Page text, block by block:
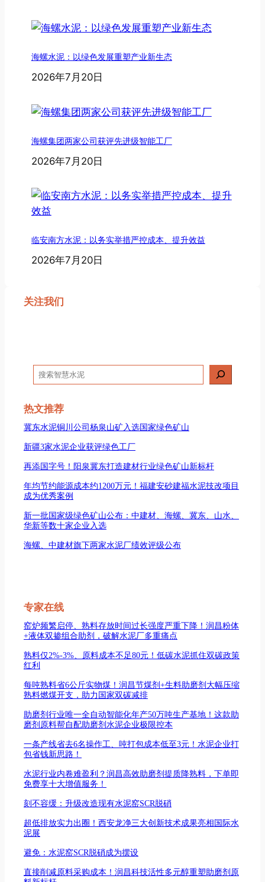
海螺水泥：以绿色发展重塑产业新生态
2026年7月20日
海螺集团两家公司获评先进级智能工厂
2026年7月20日
临安南方水泥：以务实举措严控成本、提升效益
2026年7月20日
关注我们
搜
索
热文推荐
冀东水泥铜川公司杨泉山矿入选国家绿色矿山
新疆3家水泥企业获评绿色工厂
再添国字号！阳泉冀东打造建材行业绿色矿山新标杆
年均节约能源成本约1200万元！福建安砂建福水泥技改项目
成为优秀案例
新一批国家级绿色矿山公布：中建材、海螺、冀东、山水、
华新等数十家企业入选
海螺、中建材旗下两家水泥厂绩效评级公布
专家在线
窑炉频繁启停、熟料存放时间过长强度严重下降！润昌粉体
+液体双掺组合助剂，破解水泥厂多重痛点
熟料仅2%-3%、原料成本不足80元！低碳水泥抓住双碳政策
红利
每吨熟料省6公斤实物煤！润昌节煤剂+生料助磨剂大幅压缩
熟料燃煤开支，助力国家双碳减排
助磨剂行业唯一全自动智能化年产50万吨生产基地！这款助
磨剂原料帮自配助磨剂水泥企业极限控本
一条产线省去6名操作工、吨打包成本低至3元！水泥企业打
包省钱新思路！
水泥行业内卷难盈利？润昌高效助磨剂提质降熟料，下单即
免费享十大增值服务！
刻不容缓：升级改造现有水泥窑SCR脱硝
超低排放实力出圈！西安龙净三大创新技术成果亮相国际水
泥展
避免：水泥窑SCR脱硝成为摆设
直接削减原料采购成本！润昌科技活性多元醇重塑助磨剂原